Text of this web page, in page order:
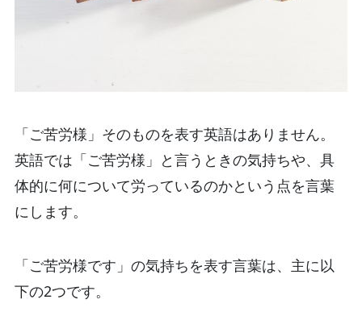
「ご苦労様」そのものを表す英語はありません。
英語では「ご苦労様」と言うときの気持ちや、具
体的に何について労っているのかという点を言葉
にします。
「ご苦労様です」の気持ちを表す言葉は、主に以
下の2つです。